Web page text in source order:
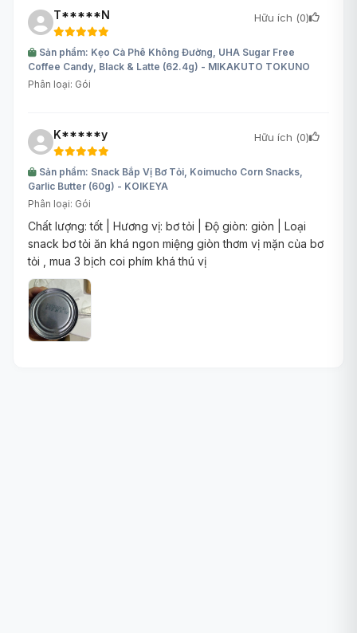
T*****N Hữu ích (0)
Sản phẩm: Kẹo Cà Phê Không Đường, UHA Sugar Free
Coffee Candy, Black & Latte (62.4g) - MIKAKUTO TOKUNO
Phân loại: Gói
K*****y Hữu ích (0)
Sản phẩm: Snack Bắp Vị Bơ Tỏi, Koimucho Corn Snacks,
Garlic Butter (60g) - KOIKEYA
Phân loại: Gói
Chất lượng: tốt | Hương vị: bơ tỏi | Độ giòn: giòn | Loại
snack bơ tỏi ăn khá ngon miệng giòn thơm vị mặn của bơ
tỏi , mua 3 bịch coi phím khá thú vị